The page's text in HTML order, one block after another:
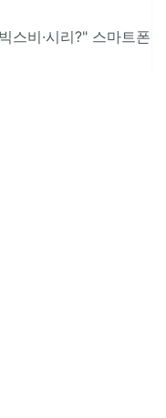
스비·시리?" 스마트폰